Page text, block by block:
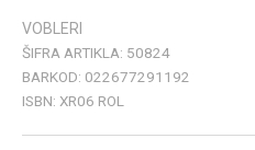
VOBLERI
ŠIFRA ARTIKLA: 50824
BARKOD: 022677291192
ISBN: XR06 ROL